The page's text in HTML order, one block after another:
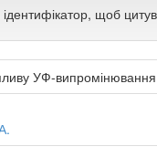
щоб
УФ-випромінювання